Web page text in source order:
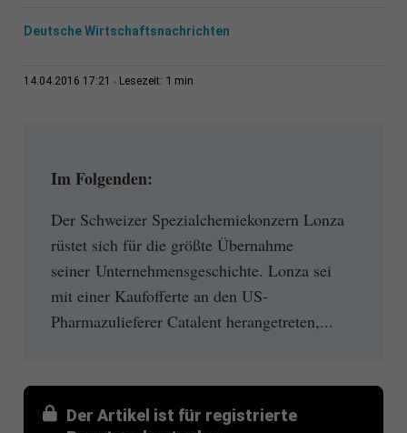
Deutsche Wirtschaftsnachrichten
14.04.2016 17:21 Lesezeit: 1 min
Im Folgenden:
Der Schweizer Spezialchemiekonzern Lonza
rüstet sich für die größte Übernahme
seiner Unternehmensgeschichte. Lonza sei
mit einer Kaufofferte an den US-
Pharmazulieferer Catalent herangetreten,...
Der Artikel ist für registrierte